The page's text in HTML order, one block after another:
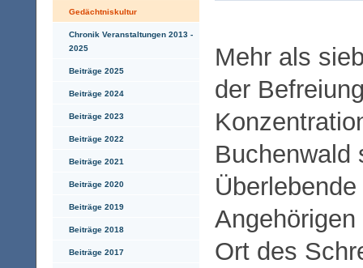
Gedächtniskultur
Chronik Veranstaltungen 2013 -
2025
Beiträge 2025
Beiträge 2024
Beiträge 2023
Beiträge 2022
Beiträge 2021
Beiträge 2020
Beiträge 2019
Beiträge 2018
Beiträge 2017
Mehr als
der
Buchenwald
Ort des